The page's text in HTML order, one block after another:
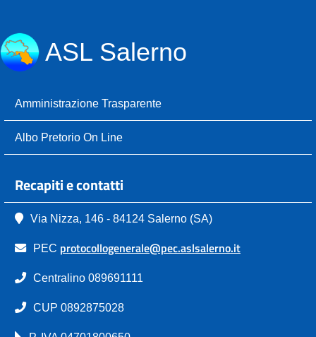
ASL Salerno
Amministrazione Trasparente
Albo Pretorio On Line
Recapiti e contatti
Via Nizza, 146 - 84124 Salerno (SA)
PEC protocollogenerale@pec.aslsalerno.it
Centralino 089691111
CUP 0892875028